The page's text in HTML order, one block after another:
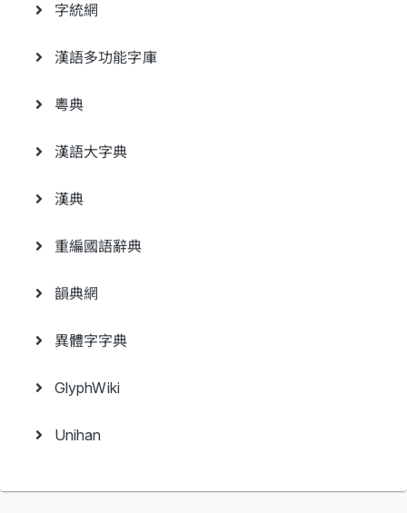
字統網
漢語多功能字庫
粵典
漢語大字典
漢典
重編國語辭典
韻典網
異體字字典
GlyphWiki
Unihan